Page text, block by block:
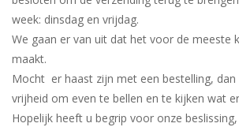
week: dinsdag en vrijdag.
We gaan er van uit dat het voor de meeste
maakt.
Mocht er haast zijn met een bestelling,
vrijheid om even te bellen en te kijken wat
Hopelijk heeft u begrip voor onze